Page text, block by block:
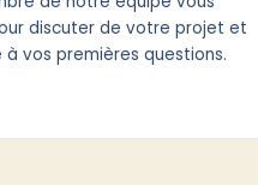
discuter de votre projet et
à vos premières questions.